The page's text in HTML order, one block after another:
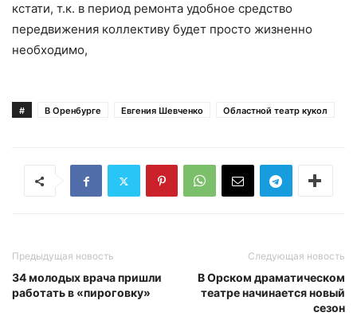
кстати, т.к. в период ремонта удобное средство
передвижения коллективу будет просто жизненно
необходимо,
# В Оренбурге Евгения Шевченко Областной театр кукол
Предыдущая новость
34 молодых врача пришли
работать в «пироговку»
Следующая новость
В Орском драматическом
театре начинается новый
сезон